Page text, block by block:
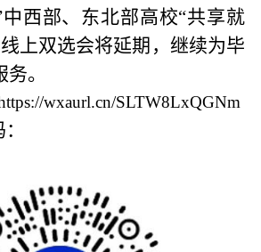
西部、东北部高校“共享就
上双选会将延期，继续为毕
。
wxaurl.cn/SLTW8LxQGNm